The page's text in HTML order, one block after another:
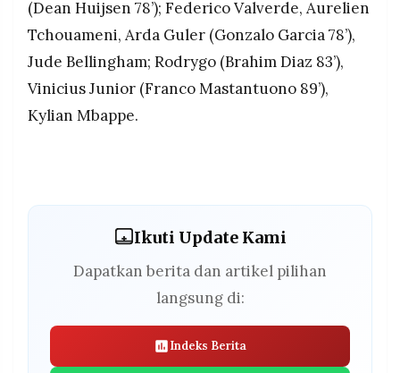
(Dean Huijsen 78’); Federico Valverde, Aurelien
Tchouameni, Arda Guler (Gonzalo Garcia 78’),
Jude Bellingham; Rodrygo (Brahim Diaz 83’),
Vinicius Junior (Franco Mastantuono 89’),
Kylian Mbappe.
Ikuti Update Kami
Dapatkan berita dan artikel pilihan
langsung di:
Indeks Berita